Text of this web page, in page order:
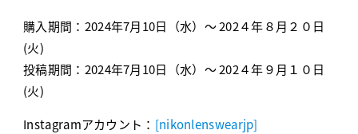
購入期間：2024年7月10日（水）〜 202４年８月２０日
(火)
投稿期間：2024年7月10日（水）〜 202４年９月１０日
(火)
Instagramアカウント： [nikonlenswearjp]